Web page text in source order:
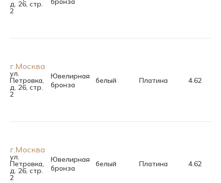
д. 26, стр.
2
г.Москва
ул.
Петровка,
д. 26, стр.
2
Ювелирная
бронза
белый Платина 4.62
г.Москва
ул.
Петровка,
д. 26, стр.
2
Ювелирная
бронза
белый Платина 4.62